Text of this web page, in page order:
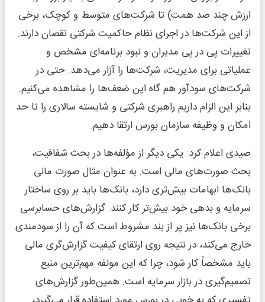
ارزش چند صد همت) تا شرکت‌های متوسط و کوچک، برخی
از این شرکت‌ها در اجرای نظام حاکمیت شرکتی نقصان دارند.
تغییرات پی در پی مدیران و نبود برنامه‌ای مشخص و
عملیاتی برای مدیریت، شرکت‌ها را آزار می‌دهد. حتی در
شرکت‌های سودآور هم گاه این ضعف‌ها را مشاهده می‌کنیم.
بنابر این الزام داریم راهبری شرکتی و شایسته سالاری را تا حد
امکان و وظیفه سازمان بورس ارتقا دهیم.
صیدی اعلام کرد: یکی دیگر از مؤلفه‌ها در بحث شفافیت،
بحث صورت‌های مالی است. به عنوان مثال صورت مالی
بانک‌ها ابهامات بیش‌تری دارد، بانک‌ها باید بر روی ساختار
سرمایه و بدهی خود بیش‌تر کار کنند. گزارش‌های حسابرسی
برخی بانک‌ها نیز پر از بند مشروط است که آن را از سودمندی
خارج می‌کند، در نتیجه روی ارتقای کیفیت گزارش‌گری مالی
باید مشخصاً کار شود، چرا که این مولفه مهم‌ترین منبع
تصمیم‌گیری در بازار سرمایه است. همین‌طور گزارش‌های